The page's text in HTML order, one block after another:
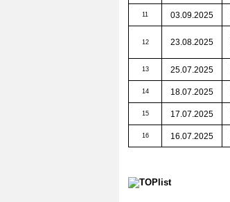
11 03.09.2025
12 23.08.2025
13 25.07.2025
14 18.07.2025
15 17.07.2025
16 16.07.2025